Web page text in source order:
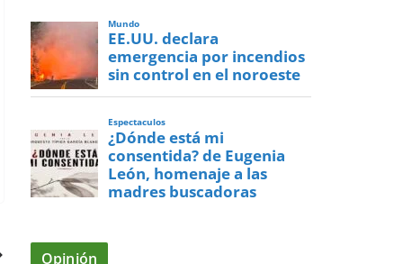
Mundo
EE.UU. declara
emergencia por incendios
sin control en el noroeste
Espectaculos
¿Dónde está mi
consentida? de Eugenia
León, homenaje a las
madres buscadoras
Opinión